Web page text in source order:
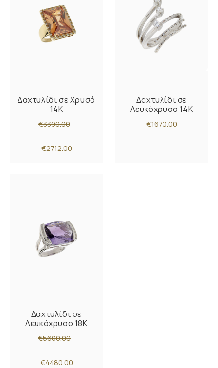
Δαχτυλίδι σε Χρυσό
14K
€3390.00
€2712.00
Δαχτυλίδι σε
Λευκόχρυσο 14K
€1670.00
Δαχτυλίδι σε
Λευκόχρυσο 18K
€5600.00
€4480.00